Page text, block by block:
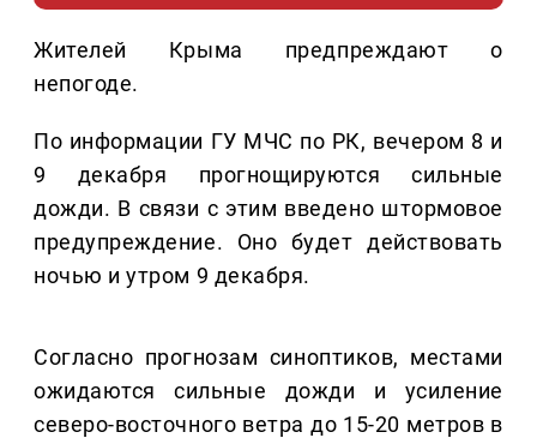
Жителей Крыма предпреждают о
непогоде.
По информации ГУ МЧС по РК, вечером 8 и
9 декабря прогнощируются сильные
дожди. В связи с этим введено штормовое
предупреждение. Оно будет действовать
ночью и утром 9 декабря.
Согласно прогнозам синоптиков, местами
ожидаются сильные дожди и усиление
северо-восточного ветра до 15-20 метров в